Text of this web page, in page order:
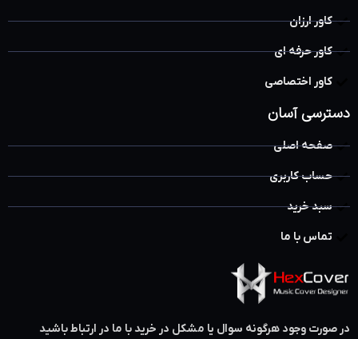
کاور ارزان
کاور حرفه ای
کاور اختصاصی
دسترسی آسان
صفحه اصلی
حساب کاربری
سبد خرید
تماس با ما
در صورت وجود هرگونه سوال یا مشکل در خرید با ما در ارتباط باشید